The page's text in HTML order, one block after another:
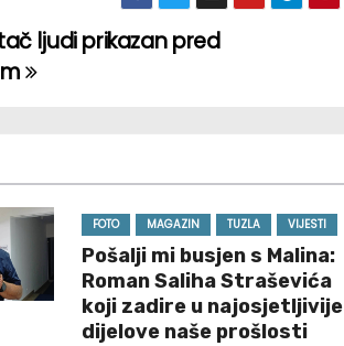
ljudi prikazan pred
FOTO MAGAZIN TUZLA VIJESTI
Pošalji mi busjen s Malina:
Roman Saliha Straševića
koji zadire u najosjetljivije
dijelove naše prošlosti